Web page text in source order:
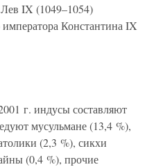
IX (1049–1054)
императора Константина IX
г. индусы составляют
мусульмане (13,4 %),
(2,3 %), сикхи
(0,4 %), прочие